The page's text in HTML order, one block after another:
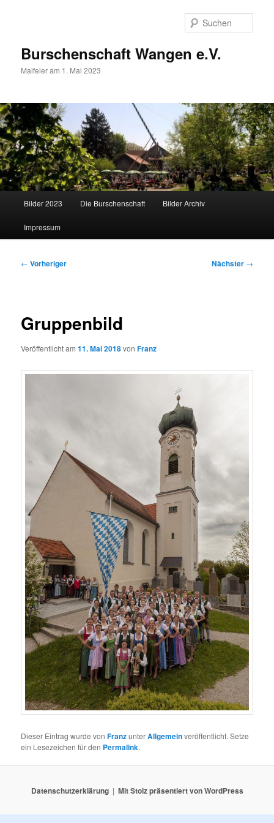
Burschenschaft Wangen e.V.
Maifeier am 1. Mai 2023
Bilder 2023 Die Burschenschaft Bilder Archiv
Impressum
Beitragsnavigation
← Vorheriger Nächster →
Gruppenbild
Veröffentlicht am11. Mai 2018vonFranz
Dieser Eintrag wurde vonFranzunterAllgemeinveröffentlicht. Setze
ein Lesezeichen für den Permalink.
Datenschutzerklärung Mit Stolz präsentiert von WordPress